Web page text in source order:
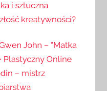
i sztuczna
kreatywności?
John – "Matka
Plastyczny Online
– mistrz